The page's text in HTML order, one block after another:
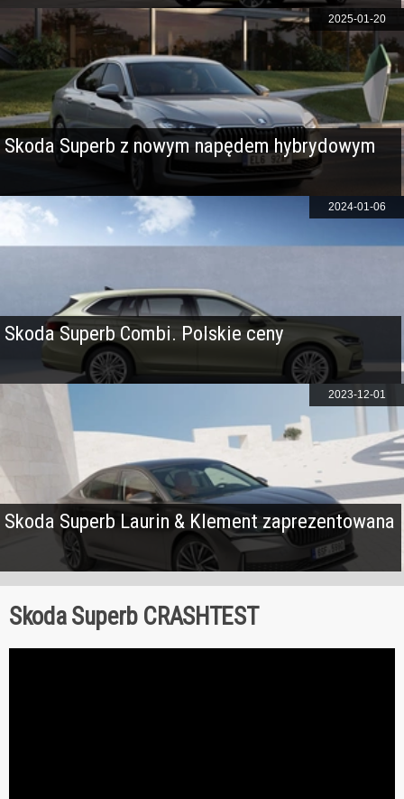
Skoda Superb z nowym napędem hybrydowym
2025-01-20
Skoda Superb Combi. Polskie ceny
2024-01-06
Skoda Superb Laurin & Klement zaprezentowana
2023-12-01
Skoda Superb CRASHTEST